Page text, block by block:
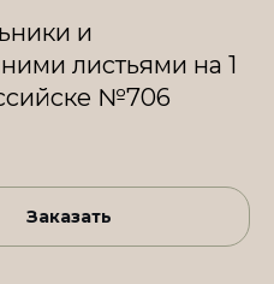
и
листьями на 1
№706
Заказать